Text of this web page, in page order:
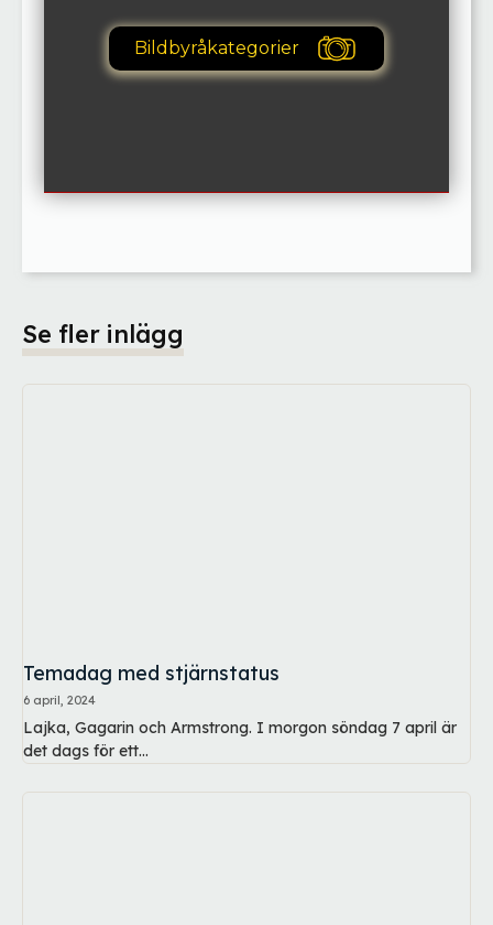
Bildbyråkategorier
Se fler inlägg
Temadag med stjärnstatus
6 april, 2024
Lajka, Gagarin och Armstrong. I morgon söndag 7 april är
det dags för ett...